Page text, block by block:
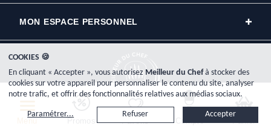
Favoris Compte Panier
MON ESPACE PERSONNEL
Copyright © 2000-2026, www.meilleurduchef.com - Tous droits réservés.
Meilleur du Chef est l'enseigne commerciale de la société Plat-Net inscrite au registre du commerce RCS
Bayonne: 433 926 904.
COOKIES 🍪
En cliquant « Accepter », vous autorisez Meilleur du Chefà stocker des
cookies sur votre appareil pour personnaliser le contenu du site, analyser
notre trafic, et offrir des fonctionnalités relatives aux médias sociaux.
Accepter
Refuser
Paramétrer...